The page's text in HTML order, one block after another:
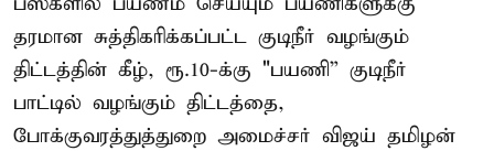
தரமான சுத்திகரிக்கப்பட்ட குடிநீர் வழங்கும்
திட்டத்தின் கீழ், ரூ.10-க்கு "பயணி” குடிநீர்
பாட்டில் வழங்கும் திட்டத்தை,
போக்குவரத்துத்துறை அமைச்சர் விஜய் தமிழன்